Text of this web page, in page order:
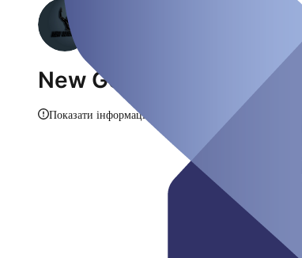
New Generation
Показати інформацію